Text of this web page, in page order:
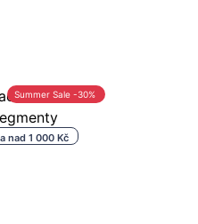
nad 1 000 Kč
Summer Sale -30%